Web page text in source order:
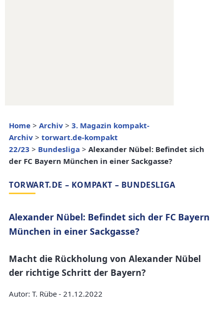
Home > Archiv > 3. Magazin kompakt-
Archiv > torwart.de-kompakt
22/23 > Bundesliga > Alexander Nübel: Befindet sich
der FC Bayern München in einer Sackgasse?
TORWART.DE – KOMPAKT – BUNDESLIGA
Alexander Nübel: Befindet sich der FC Bayern
München in einer Sackgasse?
Macht die Rückholung von Alexander Nübel
der richtige Schritt der Bayern?
Autor: T. Rübe - 21.12.2022